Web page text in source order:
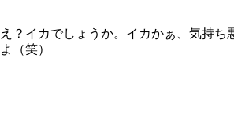
え？イカでしょうか。イカかぁ、気持ち
よ（笑）